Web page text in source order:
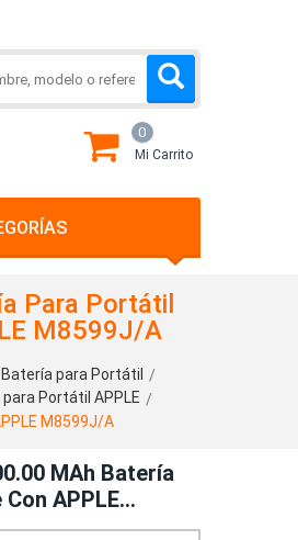
0
Mi Carrito
Para Portátil
M8599J/A
Batería para Portátil
Portátil APPLE
M8599J/A
MAh Batería
APPLE